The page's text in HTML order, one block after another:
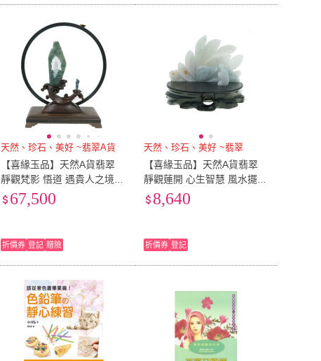
天然、珍石、美好 ~翡翠A貨
【喜緣玉品】天然A貨翡翠
靜觀梵影 悟道 遇貴人之境
風水擺設 擺件(直)
67,500
折價券 登記 贈險
天然、珍石、美好 ~翡翠
【喜緣玉品】天然A貨翡翠
靜觀蓮開 心生智慧 風水擺設
擺件(直)
8,640
折價券 登記